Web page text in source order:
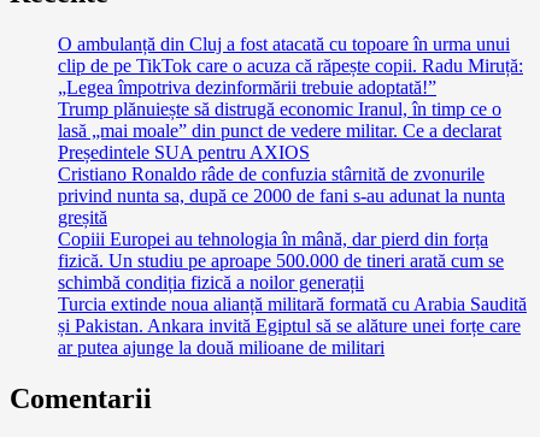
O ambulanță din Cluj a fost atacată cu topoare în urma unui
clip de pe TikTok care o acuza că răpește copii. Radu Miruță:
„Legea împotriva dezinformării trebuie adoptată!”
Trump plănuiește să distrugă economic Iranul, în timp ce o
lasă „mai moale” din punct de vedere militar. Ce a declarat
Președintele SUA pentru AXIOS
Cristiano Ronaldo râde de confuzia stârnită de zvonurile
privind nunta sa, după ce 2000 de fani s-au adunat la nunta
greșită
Copiii Europei au tehnologia în mână, dar pierd din forța
fizică. Un studiu pe aproape 500.000 de tineri arată cum se
schimbă condiția fizică a noilor generații
Turcia extinde noua alianță militară formată cu Arabia Saudită
și Pakistan. Ankara invită Egiptul să se alăture unei forțe care
ar putea ajunge la două milioane de militari
Comentarii